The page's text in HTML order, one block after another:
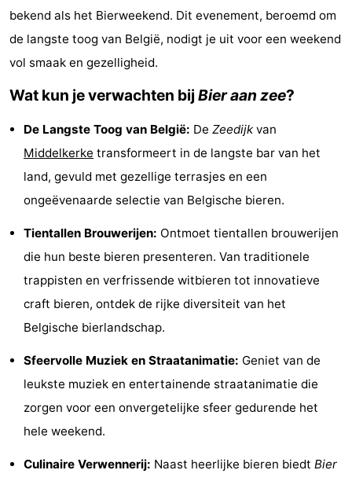
doen
-
Musea
Monumenten
Uitkijkpunten
Attracties
Rondvaarten
Speeltuinen
Binnenspeeltuinen
Bowlen
Minigolfbanen
Wellness
centra
Dorpen
Natuur
bekend als het Bierweekend. Dit evenement, beroemd om
de langste toog van België, nodigt je uit voor een weekend
vol smaak en gezelligheid.
Wat kun je verwachten bij Bier aan zee?
De Langste Toog van België: De Zeedijk van
Middelkerke transformeert in de langste bar van het
land, gevuld met gezellige terrasjes en een
ongeëvenaarde selectie van Belgische bieren.
Tientallen Brouwerijen: Ontmoet tientallen brouwerijen
die hun beste bieren presenteren. Van traditionele
trappisten en verfrissende witbieren tot innovatieve
craft bieren, ontdek de rijke diversiteit van het
Belgische bierlandschap.
Sfeervolle Muziek en Straatanimatie: Geniet van de
leukste muziek en entertainende straatanimatie die
zorgen voor een onvergetelijke sfeer gedurende het
hele weekend.
Culinaire Verwennerij: Naast heerlijke bieren biedt Bier